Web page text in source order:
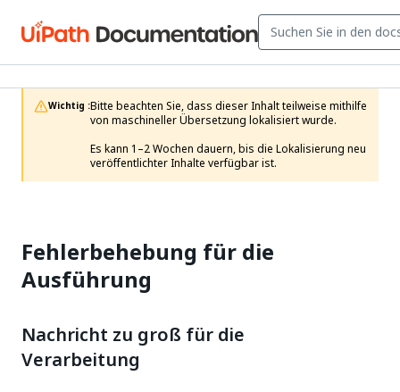
Wichtig :Bitte beachten Sie, dass dieser Inhalt teilweise mithilfe
von maschineller Übersetzung lokalisiert wurde.
Es kann 1–2 Wochen dauern, bis die Lokalisierung neu
veröffentlichter Inhalte verfügbar ist.
Fehlerbehebung für die
Ausführung
Nachricht zu groß für die
Verarbeitung